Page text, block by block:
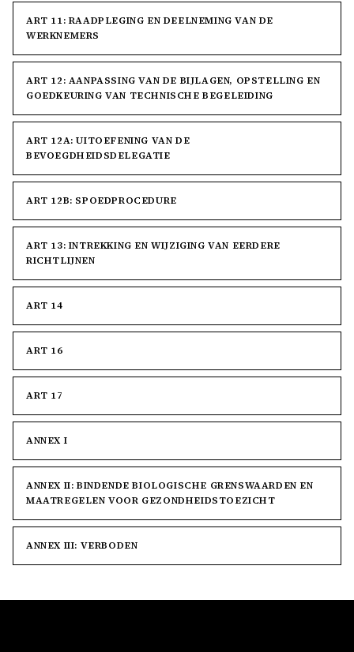
ART 11: RAADPLEGING EN DEELNEMING VAN DE
WERKNEMERS
ART 12: AANPASSING VAN DE BIJLAGEN, OPSTELLING EN
GOEDKEURING VAN TECHNISCHE BEGELEIDING
ART 12A: UITOEFENING VAN DE
BEVOEGDHEIDSDELEGATIE
ART 12B: SPOEDPROCEDURE
ART 13: INTREKKING EN WIJZIGING VAN EERDERE
RICHTLIJNEN
ART 14
ART 16
ART 17
ANNEX I
ANNEX II: BINDENDE BIOLOGISCHE GRENSWAARDEN EN
MAATREGELEN VOOR GEZONDHEIDSTOEZICHT
ANNEX III: VERBODEN